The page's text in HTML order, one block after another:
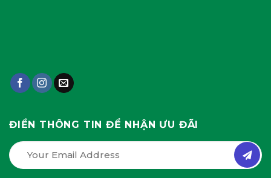
ĐIỀN THÔNG TIN ĐỂ NHẬN ƯU ĐÃI